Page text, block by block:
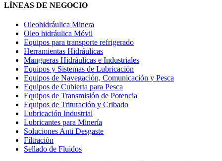
LÍNEAS DE NEGOCIO
Oleohidráulica Minera
Oleo hidráulica Móvil
Equipos para transporte refrigerado
Herramientas Hidráulicas
Mangueras Hidráulicas e Industriales
Equipos y Sistemas de Lubricación
Equipos de Navegación, Comunicación y Pesca
Equipos de Cubierta para Pesca
Equipos de Transmisión de Potencia
Equipos de Trituración y Cribado
Lubricación Industrial
Lubricantes para Minería
Soluciones Anti Desgaste
Filtración
Sellado de Fluidos